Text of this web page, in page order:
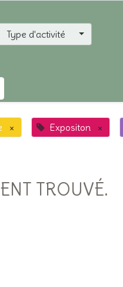
Type d'activité
× Expositon ×
TROUVÉ.